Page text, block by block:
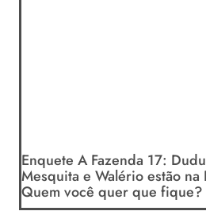
Enquete A Fazenda 17:
Mesquita e Walério estão na
Quem você quer que fique?